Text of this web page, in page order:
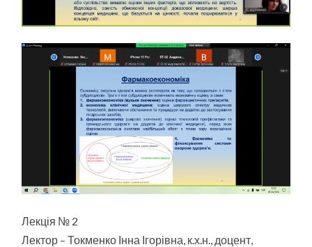
Лекція № 2
Лектор – Токменко Інна Ігорівна, к.х.н., доцент,